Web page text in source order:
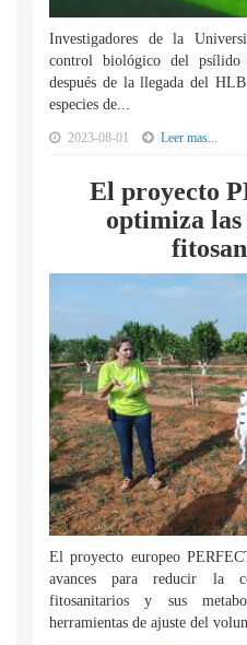
Investigadores de la
control biológico del
después de la llegada del
especies de...
2023-08-01 Leer mas...
El proyecto
optimiza
El proyecto europeo
avances para reducir la
fitosanitarios y sus
herramientas de ajuste del